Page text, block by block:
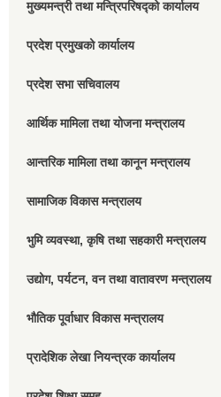
मुख्यमन्त्री तथा मन्त्रिपरिषद्को कार्यालय
प्रदेश प्रमुखको कार्यालय
प्रदेश सभा सचिवालय
आर्थिक मामिला तथा योजना मन्त्रालय
आन्तरिक मामिला तथा कानून मन्त्रालय
सामाजिक विकास मन्त्रालय
भुमि व्यवस्था, कृषि तथा सहकारी मन्त्रालय
उद्योग, पर्यटन, वन तथा वातावरण मन्त्रालय
भौतिक पूर्वाधार विकास मन्त्रालय
प्रादेशिक लेखा नियन्त्रक कार्यालय